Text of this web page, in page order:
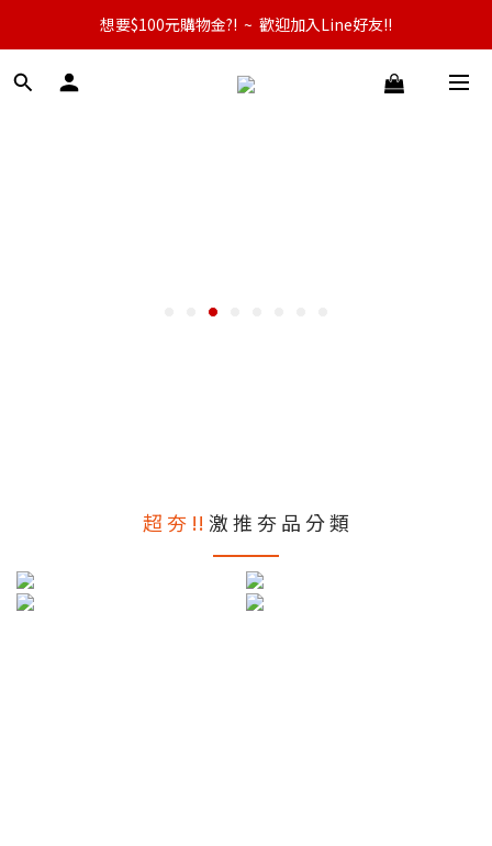
想要$100元購物金?!  ~  歡迎加入Line好友!!
超 夯 !!激 推 夯 品 分 類